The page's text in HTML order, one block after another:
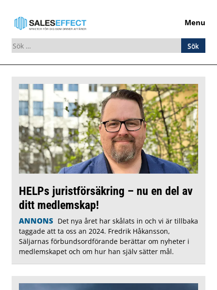
Menu
Sök
efter:
content
HELPs juristförsäkring – nu en del av
ditt medlemskap!
ANNONS Det nya året har skålats in och vi är tillbaka
taggade att ta oss an 2024. Fredrik Håkansson,
Säljarnas förbundsordförande berättar om nyheter i
medlemskapet och om hur han själv sätter mål.